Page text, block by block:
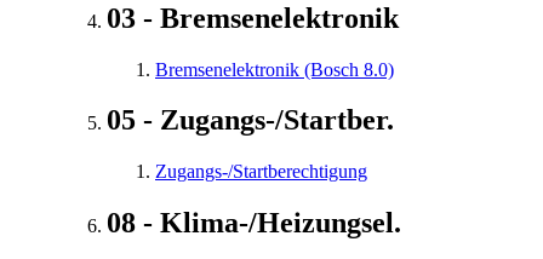
03 - Bremsenelektronik
Bremsenelektronik (Bosch 8.0)
05 - Zugangs-/Startber.
Zugangs-/Startberechtigung
08 - Klima-/Heizungsel.